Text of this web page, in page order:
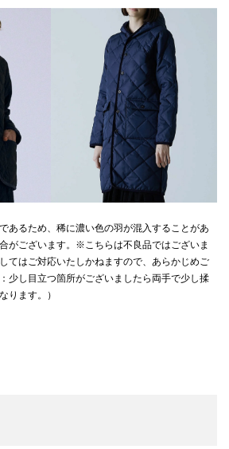
あるため、稀に濃い色の羽が混入することがあ
がございます。※こちらは不良品ではございま
てはご対応いたしかねますので、あらかじめご
少し目立つ箇所がございましたら両手で少し揉
ります。）